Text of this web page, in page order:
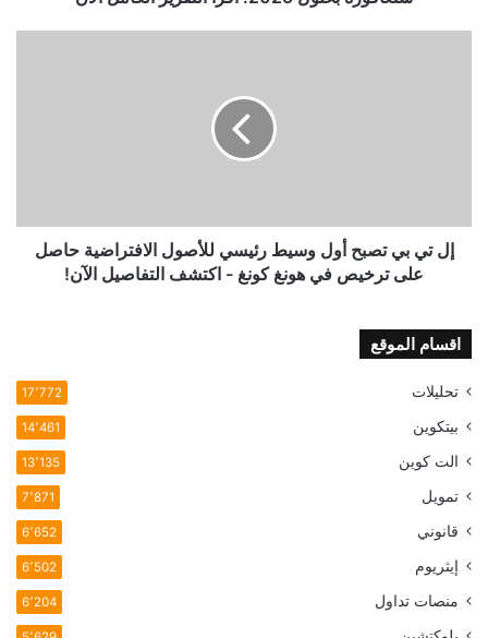
الافتراضية
حاصل
هونغ
كونغ
-
التفاصيل
الآن!
إل تي بي تصبح أول وسيط رئيسي للأصول الافتراضية حاصل
على ترخيص في هونغ كونغ - اكتشف التفاصيل الآن!
اقسام الموقع
تحليلات 17٬772
بيتكوين 14٬461
الت كوين 13٬135
تمويل 7٬871
قانوني 6٬652
إيثريوم 6٬502
منصات تداول 6٬204